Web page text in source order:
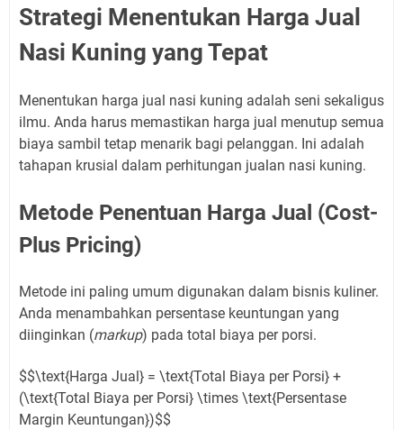
Strategi Menentukan Harga Jual
Nasi Kuning yang Tepat
Menentukan harga jual nasi kuning adalah seni sekaligus
ilmu. Anda harus memastikan harga jual menutup semua
biaya sambil tetap menarik bagi pelanggan. Ini adalah
tahapan krusial dalam perhitungan jualan nasi kuning.
Metode Penentuan Harga Jual (Cost-
Plus Pricing)
Metode ini paling umum digunakan dalam bisnis kuliner.
Anda menambahkan persentase keuntungan yang
diinginkan (markup) pada total biaya per porsi.
$$\text{Harga Jual} = \text{Total Biaya per Porsi} +
(\text{Total Biaya per Porsi} \times \text{Persentase
Margin Keuntungan})$$